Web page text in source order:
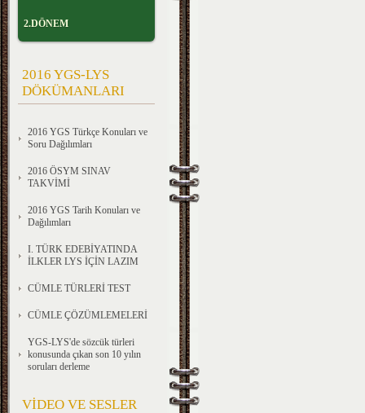
2.DÖNEM
2016 YGS-LYS
DÖKÜMANLARI
2016 YGS Türkçe Konuları ve
Soru Dağılımları
2016 ÖSYM SINAV
TAKVİMİ
2016 YGS Tarih Konuları ve
Dağılımları
I. TÜRK EDEBİYATINDA
İLKLER LYS İÇİN LAZIM
CÜMLE TÜRLERİ TEST
CÜMLE ÇÖZÜMLEMELERİ
YGS-LYS'de sözcük türleri
konusunda çıkan son 10 yılın
soruları derleme
VİDEO VE SESLER